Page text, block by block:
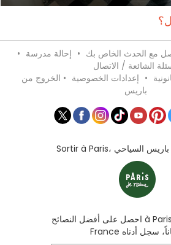
مع الحدث الخاص بك • إحالة مدرسة •
الشائعة / الاتصال
• إعدادات الخصوصية • الخروج من
باريس
احصل على أفضل النصائح à Paris et en Île de